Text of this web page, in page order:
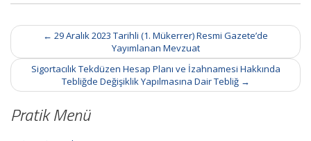
Post
navigation
← 29 Aralık 2023 Tarihli (1. Mükerrer) Resmi Gazete’de
Yayımlanan Mevzuat
Sigortacılık Tekdüzen Hesap Planı ve İzahnamesi Hakkında
Tebliğde Değişiklik Yapılmasına Dair Tebliğ →
Pratik Menü